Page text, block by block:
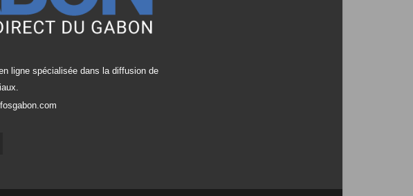
ligne spécialisée dans la diffusion de